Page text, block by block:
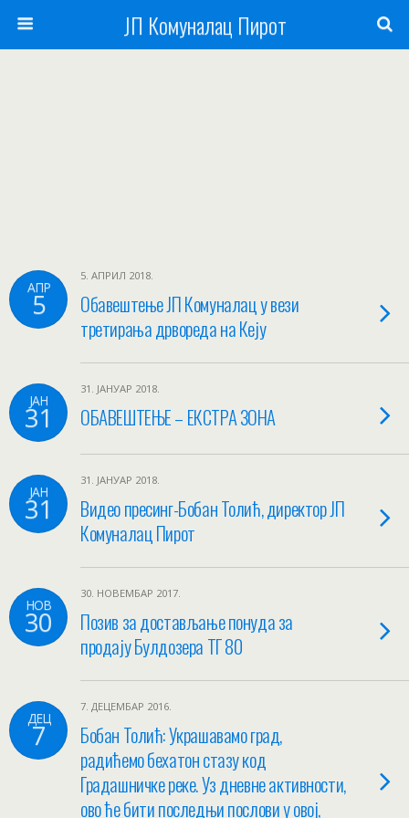
ЈП Комуналац Пирот
АПР
5
5. АПРИЛ 2018.
Oбавештење ЈП Комуналац у вези
третирања дрвореда на Кеју
ЈАН
31
31. ЈАНУАР 2018.
ОБАВЕШТЕЊЕ – ЕКСТРА ЗОНА
ЈАН
31
31. ЈАНУАР 2018.
Видео пресинг-Бобан Толић, директор ЈП
Комуналац Пирот
НОВ
30
30. НОВЕМБАР 2017.
Позив за достављање понуда за
продају Булдозера ТГ 80
ДЕЦ
7
7. ДЕЦЕМБАР 2016.
Бобан Толић: Украшавамо град,
радићемо бехатон стазу код
Градашничке реке. Уз дневне активности,
ово ће бити последњи послови у овој,